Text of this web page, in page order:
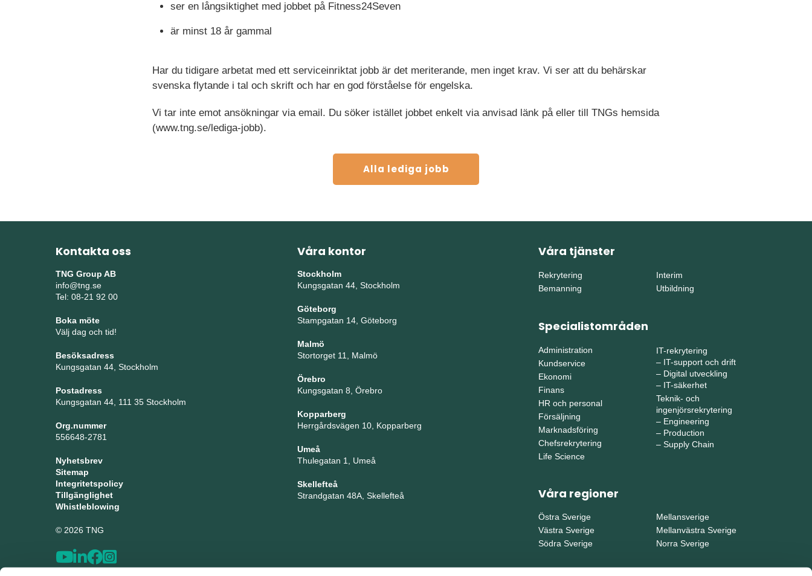
ser en långsiktighet med jobbet på Fitness24Seven
är minst 18 år gammal
Har du tidigare arbetat med ett serviceinriktat jobb är det meriterande, men inget krav. Vi ser att du behärskar
svenska flytande i tal och skrift och har en god förståelse för engelska.
Vi tar inte emot ansökningar via email. Du söker istället jobbet enkelt via anvisad länk på eller till TNGs hemsida
(www.tng.se/lediga-jobb).
Alla lediga jobb
Kontakta oss
TNG Group AB
info@tng.se
Tel: 08-21 92 00
Boka möte
Välj dag och tid!
Besöksadress
Kungsgatan 44, Stockholm
Postadress
Kungsgatan 44, 111 35 Stockholm
Org.nummer
556648-2781
Nyhetsbrev
Sitemap
Integritetspolicy
Tillgänglighet
Whistleblowing
© 2026 TNG
Våra kontor
Stockholm
Kungsgatan 44, Stockholm
Göteborg
Stampgatan 14, Göteborg
Malmö
Stortorget 11, Malmö
Örebro
Kungsgatan 8, Örebro
Kopparberg
Herrgårdsvägen 10, Kopparberg
Umeå
Thulegatan 1, Umeå
Skellefteå
Strandgatan 48A, Skellefteå
Våra tjänster
Rekrytering
Bemanning
Interim
Utbildning
Specialistområden
Administration
Kundservice
Ekonomi
Finans
HR och personal
Försäljning
Marknadsföring
Chefsrekrytering
Life Science
IT-rekrytering
– IT-support och drift
– Digital utveckling
– IT-säkerhet
Teknik- och
ingenjörsrekrytering
– Engineering
– Production
– Supply Chain
Våra regioner
Östra Sverige
Västra Sverige
Södra Sverige
Mellansverige
Mellanvästra Sverige
Norra Sverige